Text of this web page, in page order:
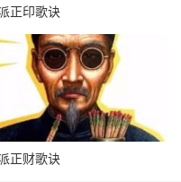
正印歌诀
正财歌诀